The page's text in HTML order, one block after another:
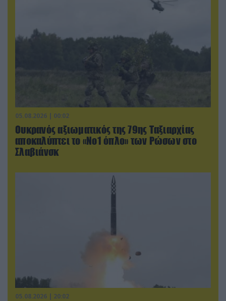
05.08.2026 | 00:02
Ουκρανός αξιωματικός της 79ης Ταξιαρχίας
αποκαλύπτει το «Νο1 όπλο» των Ρώσων στο
Σλαβιάνσκ
05.08.2026 | 20:02